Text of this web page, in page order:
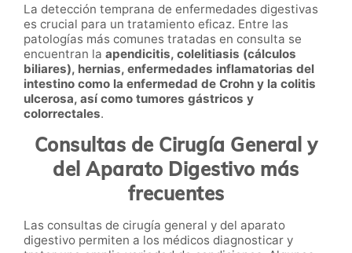
La detección temprana de enfermedades digestivas
es crucial para un tratamiento eficaz. Entre las
patologías más comunes tratadas en consulta se
encuentran la apendicitis, colelitiasis (cálculos
biliares), hernias, enfermedades inflamatorias del
intestino como la enfermedad de Crohn y la colitis
ulcerosa, así como tumores gástricos y
colorrectales.
Consultas de Cirugía General y
del Aparato Digestivo más
frecuentes
Las consultas de cirugía general y del aparato
digestivo permiten a los médicos diagnosticar y